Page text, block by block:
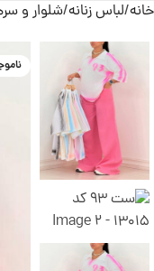
خانه لباس زنانه شلوار و